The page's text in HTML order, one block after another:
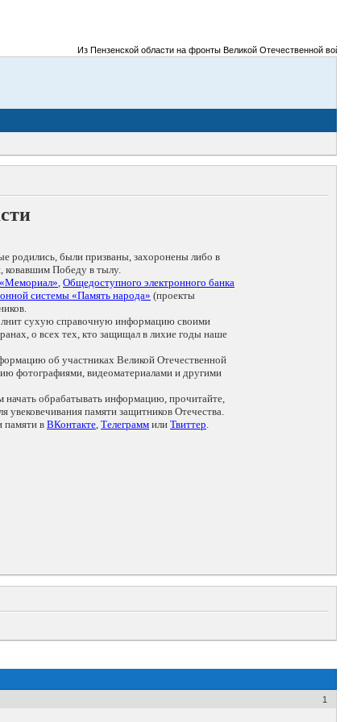
Из Пензенской области на фронты Великой Отечественной войны
родились, были призваны, захоронены либо в
ковавшим Победу в тылу.
, Общедоступного электронного банка
системы «Память народа» (проекты
сухую справочную информацию своими
о всех тех, кто защищал в лихие годы наше
об участниках Великой Отечественной
фотографиями, видеоматериалами и другими
начать обрабатывать информацию, прочитайте,
памяти защитников Отечества.
памяти в ВКонтакте, Телеграмм или Твиттер.
1